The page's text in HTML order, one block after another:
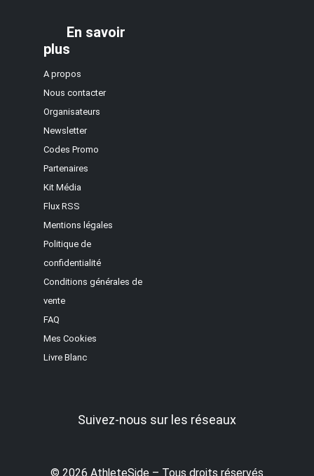
En savoir
plus
A propos
Nous contacter
Organisateurs
Newsletter
Codes Promo
Partenaires
Kit Média
Flux RSS
Mentions légales
Politique de
confidentialité
Conditions générales de
vente
FAQ
Mes Cookies
Livre Blanc
Suivez-nous sur les réseaux
© 2026 AthleteSide – Tous droits réservés